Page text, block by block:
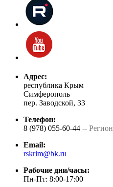
Адрес:
республика Крым
Симферополь
пер. Заводской, 33
Телефон:
8 (978) 055-60-44 --
Email:
rskrim@bk.ru
Рабочие дни/часы:
Пн-Пт: 8:00-17:00